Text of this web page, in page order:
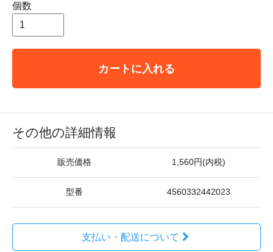
個数
カートに入れる
その他の詳細情報
販売価格 1,560円(内税)
型番 4560332442023
支払い・配送について